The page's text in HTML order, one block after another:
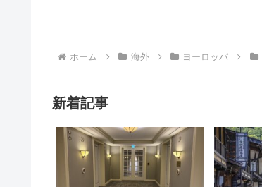
ホーム 海外 ヨーロッパ
新着記事